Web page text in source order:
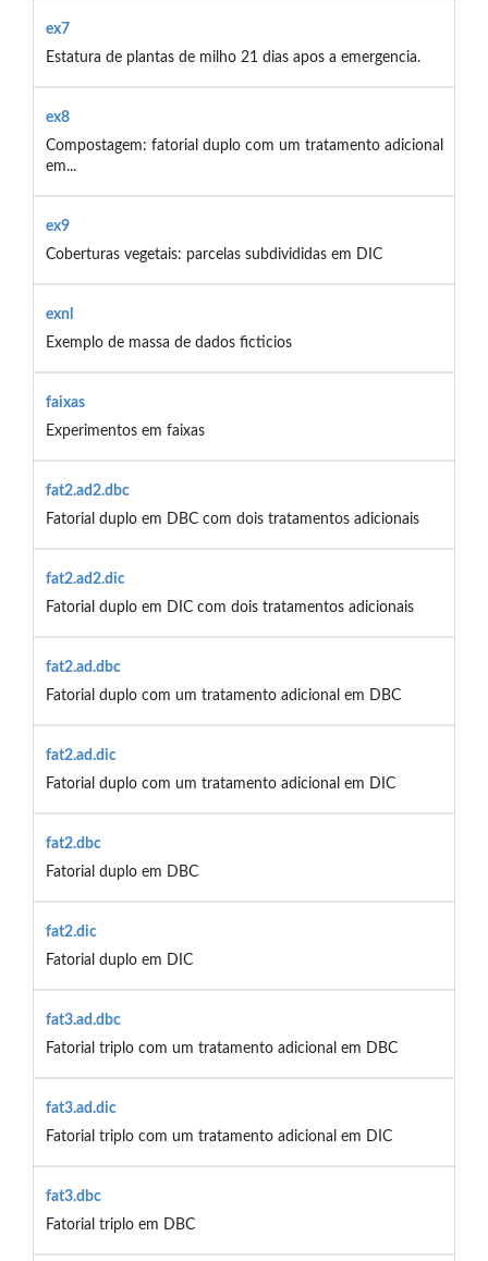
ex7
Estatura de plantas de milho 21 dias apos a emergencia.
ex8
Compostagem: fatorial duplo com um tratamento adicional
em...
ex9
Coberturas vegetais: parcelas subdivididas em DIC
exnl
Exemplo de massa de dados ficticios
faixas
Experimentos em faixas
fat2.ad2.dbc
Fatorial duplo em DBC com dois tratamentos adicionais
fat2.ad2.dic
Fatorial duplo em DIC com dois tratamentos adicionais
fat2.ad.dbc
Fatorial duplo com um tratamento adicional em DBC
fat2.ad.dic
Fatorial duplo com um tratamento adicional em DIC
fat2.dbc
Fatorial duplo em DBC
fat2.dic
Fatorial duplo em DIC
fat3.ad.dbc
Fatorial triplo com um tratamento adicional em DBC
fat3.ad.dic
Fatorial triplo com um tratamento adicional em DIC
fat3.dbc
Fatorial triplo em DBC